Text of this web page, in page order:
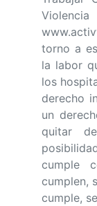
torno a
la labor
los
derecho
un
quitar
cumple
cumplen,
cumple,